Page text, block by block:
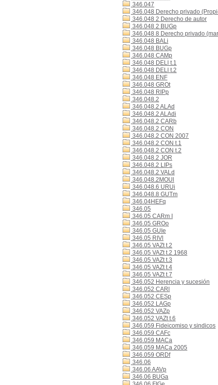
346.047
346.048 Derecho privado
346.048 2 Derecho de autor
346.048 2 BUGp
346.048 8 Derecho privado
346.048 BALi
346.048 BUGp
346.048 CAMp
346.048 DELl t.1
346.048 DELl t.2
346.048 ENF
346.048 GROt
346.048 RIPp
346.048.2
346.048.2 ALAd
346.048.2 ALAdi
346.048.2 CARb
346.048.2 CON
346.048.2 CON 2007
346.048.2 CON t.1
346.048.2 CON t.2
346.048.2 JOR
346.048.2 LIPs
346.048.2 VALd
346.048.2MOUl
346.048.6 URUi
346.048.8 GUTm
346.04HEFq
346.05
346.05 CARm I
346.05 GROo
346.05 GUIe
346.05 RIVl
346.05 VAZt t.2
346.05 VAZt t.2 1968
346.05 VAZt t.3
346.05 VAZt t.4
346.05 VAZt t.7
346.052 Herencia y sucesión
346.052 CARl
346.052 CESp
346.052 LAGp
346.052 VAZp
346.052 VAZt t.6
346.059 Fideicomiso y sindicos
346.059 CAFc
346.059 MACa
346.059 MACa 2005
346.059 ORDf
346.06
346.06 AAVp
346.06 BUGa